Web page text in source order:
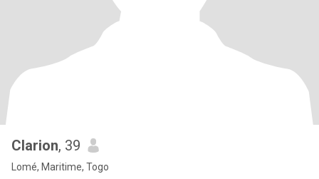
Clarion, 39
Lomé, Maritime, Togo